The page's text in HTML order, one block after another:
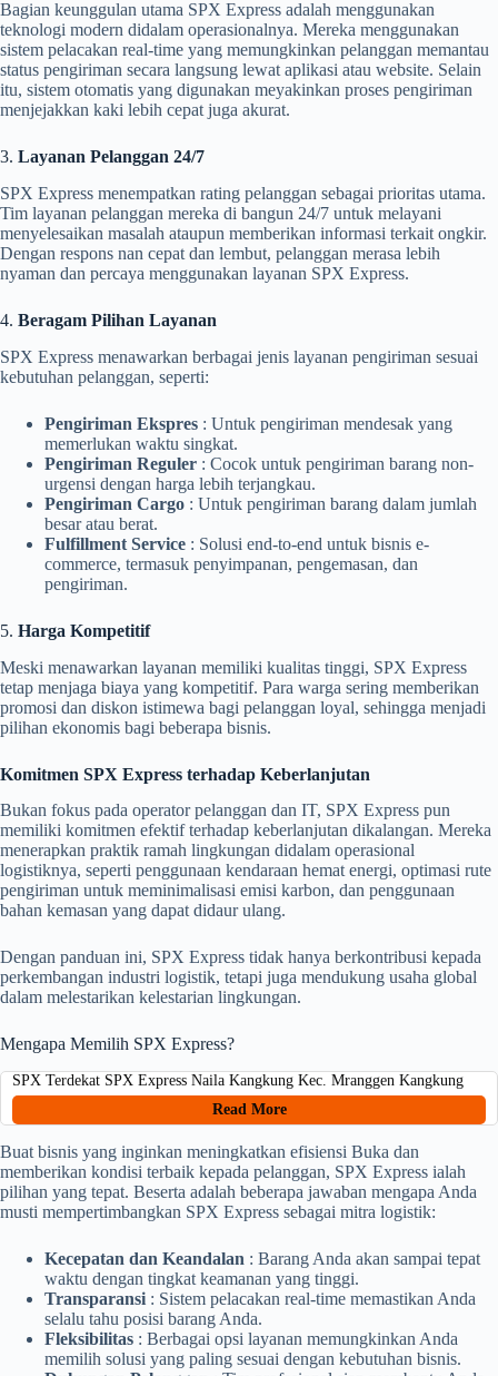
Bagian keunggulan utama SPX Express adalah menggunakan
teknologi modern didalam operasionalnya. Mereka menggunakan
sistem pelacakan real-time yang memungkinkan pelanggan memantau
status pengiriman secara langsung lewat aplikasi atau website. Selain
itu, sistem otomatis yang digunakan meyakinkan proses pengiriman
menjejakkan kaki lebih cepat juga akurat.
3. Layanan Pelanggan 24/7
SPX Express menempatkan rating pelanggan sebagai prioritas utama.
Tim layanan pelanggan mereka di bangun 24/7 untuk melayani
menyelesaikan masalah ataupun memberikan informasi terkait ongkir.
Dengan respons nan cepat dan lembut, pelanggan merasa lebih
nyaman dan percaya menggunakan layanan SPX Express.
4. Beragam Pilihan Layanan
SPX Express menawarkan berbagai jenis layanan pengiriman sesuai
kebutuhan pelanggan, seperti:
Pengiriman Ekspres : Untuk pengiriman mendesak yang
memerlukan waktu singkat.
Pengiriman Reguler : Cocok untuk pengiriman barang non-
urgensi dengan harga lebih terjangkau.
Pengiriman Cargo : Untuk pengiriman barang dalam jumlah
besar atau berat.
Fulfillment Service : Solusi end-to-end untuk bisnis e-
commerce, termasuk penyimpanan, pengemasan, dan
pengiriman.
5. Harga Kompetitif
Meski menawarkan layanan memiliki kualitas tinggi, SPX Express
tetap menjaga biaya yang kompetitif. Para warga sering memberikan
promosi dan diskon istimewa bagi pelanggan loyal, sehingga menjadi
pilihan ekonomis bagi beberapa bisnis.
Komitmen SPX Express terhadap Keberlanjutan
Bukan fokus pada operator pelanggan dan IT, SPX Express pun
memiliki komitmen efektif terhadap keberlanjutan dikalangan. Mereka
menerapkan praktik ramah lingkungan didalam operasional
logistiknya, seperti penggunaan kendaraan hemat energi, optimasi rute
pengiriman untuk meminimalisasi emisi karbon, dan penggunaan
bahan kemasan yang dapat didaur ulang.
Dengan panduan ini, SPX Express tidak hanya berkontribusi kepada
perkembangan industri logistik, tetapi juga mendukung usaha global
dalam melestarikan kelestarian lingkungan.
Mengapa Memilih SPX Express?
SPX Terdekat SPX Express Naila Kangkung Kec. Mranggen Kangkung
Read More
Buat bisnis yang inginkan meningkatkan efisiensi Buka dan
memberikan kondisi terbaik kepada pelanggan, SPX Express ialah
pilihan yang tepat. Beserta adalah beberapa jawaban mengapa Anda
musti mempertimbangkan SPX Express sebagai mitra logistik:
Kecepatan dan Keandalan : Barang Anda akan sampai tepat
waktu dengan tingkat keamanan yang tinggi.
Transparansi : Sistem pelacakan real-time memastikan Anda
selalu tahu posisi barang Anda.
Fleksibilitas : Berbagai opsi layanan memungkinkan Anda
memilih solusi yang paling sesuai dengan kebutuhan bisnis.